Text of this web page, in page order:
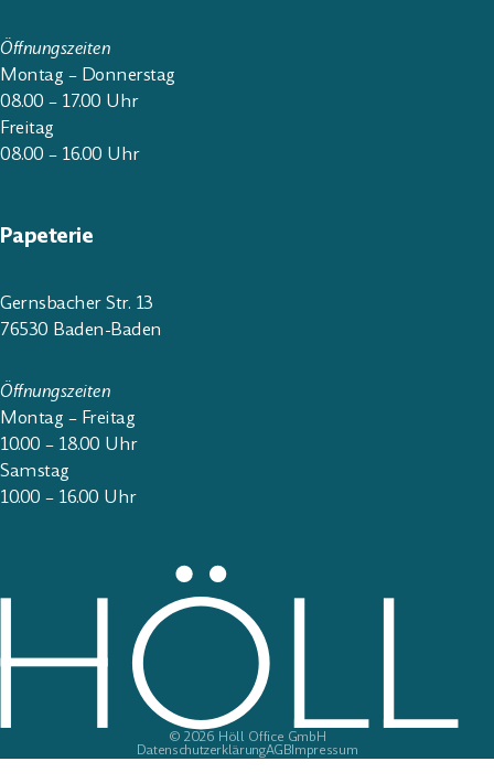
Öffnungszeiten
Montag – Donnerstag
08.00 – 17.00 Uhr
Freitag
08.00 – 16.00 Uhr
Papeterie
Gernsbacher Str. 13
76530 Baden-Baden
Öffnungszeiten
Montag – Freitag
10.00 – 18.00 Uhr
Samstag
10.00 – 16.00 Uhr
© 2026 Höll Office GmbH
DatenschutzerklärungAGBImpressum